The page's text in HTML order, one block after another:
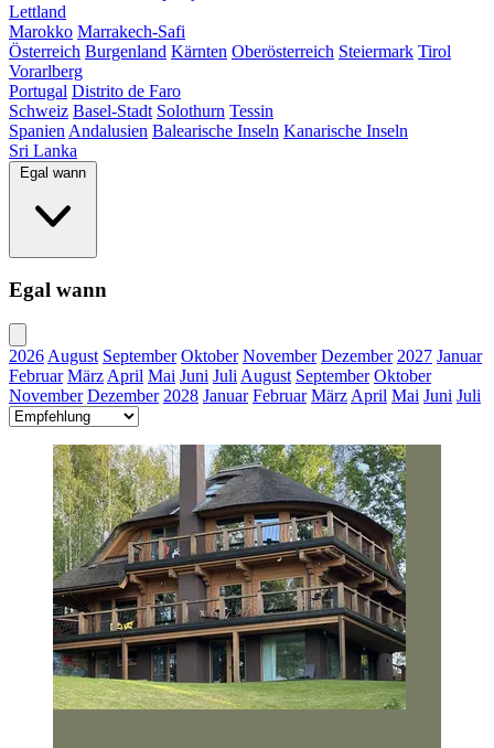
Lettland
Marokko Marrakech-Safi
Österreich Burgenland Kärnten Oberösterreich Steiermark Tirol
Vorarlberg
Portugal Distrito de Faro
Schweiz Basel-Stadt Solothurn Tessin
Spanien Andalusien Balearische Inseln Kanarische Inseln
Sri Lanka
Egal wann
Egal wann
2026 August September Oktober November Dezember 2027 Januar
Februar März April Mai Juni Juli August September Oktober
November Dezember 2028 Januar Februar März April Mai Juni Juli